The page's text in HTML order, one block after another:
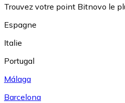
Trouvez votre point Bitnovo le
Espagne
Italie
Portugal
Málaga
Barcelona